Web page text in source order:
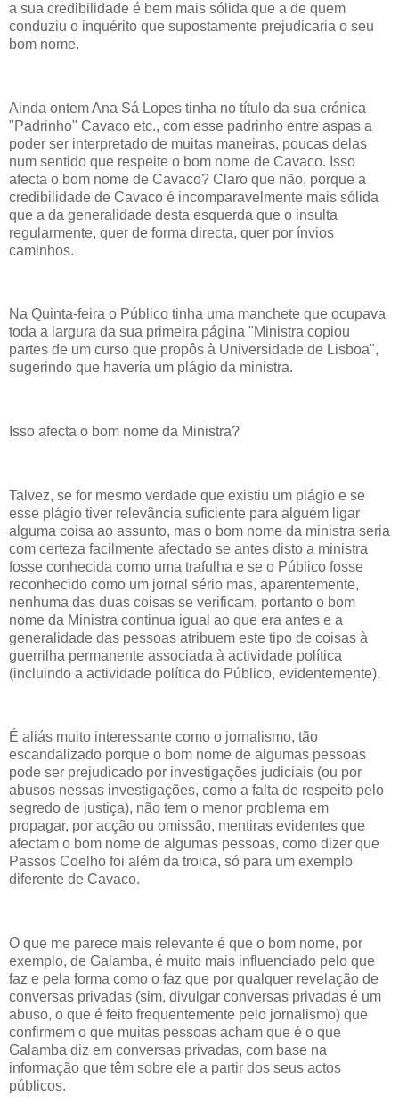
a sua credibilidade é bem mais sólida que a de quem
conduziu o inquérito que supostamente prejudicaria o seu
bom nome.
Ainda ontem Ana Sá Lopes tinha no título da sua crónica
"Padrinho" Cavaco etc., com esse padrinho entre aspas a
poder ser interpretado de muitas maneiras, poucas delas
num sentido que respeite o bom nome de Cavaco. Isso
afecta o bom nome de Cavaco? Claro que não, porque a
credibilidade de Cavaco é incomparavelmente mais sólida
que a da generalidade desta esquerda que o insulta
regularmente, quer de forma directa, quer por ínvios
caminhos.
Na Quinta-feira o Público tinha uma manchete que ocupava
toda a largura da sua primeira página "Ministra copiou
partes de um curso que propôs à Universidade de Lisboa",
sugerindo que haveria um plágio da ministra.
Isso afecta o bom nome da Ministra?
Talvez, se for mesmo verdade que existiu um plágio e se
esse plágio tiver relevância suficiente para alguém ligar
alguma coisa ao assunto, mas o bom nome da ministra seria
com certeza facilmente afectado se antes disto a ministra
fosse conhecida como uma trafulha e se o Público fosse
reconhecido como um jornal sério mas, aparentemente,
nenhuma das duas coisas se verificam, portanto o bom
nome da Ministra continua igual ao que era antes e a
generalidade das pessoas atribuem este tipo de coisas à
guerrilha permanente associada à actividade política
(incluindo a actividade política do Público, evidentemente).
É aliás muito interessante como o jornalismo, tão
escandalizado porque o bom nome de algumas pessoas
pode ser prejudicado por investigações judiciais (ou por
abusos nessas investigações, como a falta de respeito pelo
segredo de justiça), não tem o menor problema em
propagar, por acção ou omissão, mentiras evidentes que
afectam o bom nome de algumas pessoas, como dizer que
Passos Coelho foi além da troica, só para um exemplo
diferente de Cavaco.
O que me parece mais relevante é que o bom nome, por
exemplo, de Galamba, é muito mais influenciado pelo que
faz e pela forma como o faz que por qualquer revelação de
conversas privadas (sim, divulgar conversas privadas é um
abuso, o que é feito frequentemente pelo jornalismo) que
confirmem o que muitas pessoas acham que é o que
Galamba diz em conversas privadas, com base na
informação que têm sobre ele a partir dos seus actos
públicos.